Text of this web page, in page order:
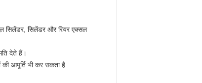
सिलेंडर, सिलेंडर और रियर एक्सल
देते हैं।
आपूर्ति भी कर सकता है